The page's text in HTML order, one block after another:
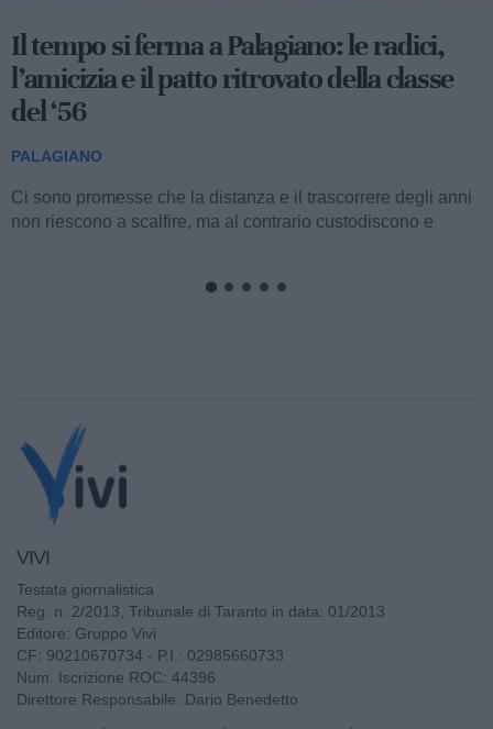
Mobilità sostenibile e sviluppo
territoriale: al via la fase operativa di
"Appia Bike Tour"
PALAGIANO
Nella mattinata di ieri, l’aula consiliare del Comune di
Palagiano ha ospitato la presentazione della fase operativa
VIVI
Testata giornalistica
Reg. n. 2/2013, Tribunale di Taranto in data: 01/2013
Editore: Gruppo Vivi
CF: 90210670734 - P.I.: 02985660733
Num. Iscrizione ROC: 44396
Direttore Responsabile: Dario Benedetto